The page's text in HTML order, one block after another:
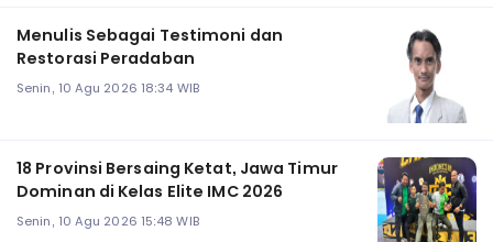
Menulis Sebagai Testimoni dan
Restorasi Peradaban
Senin, 10 Agu 2026 18:34 WIB
18 Provinsi Bersaing Ketat, Jawa Timur
Dominan di Kelas Elite IMC 2026
Senin, 10 Agu 2026 15:48 WIB